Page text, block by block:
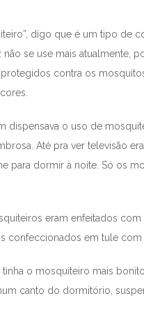
digo que é um tipo de
não se use mais atualmente,
contra os
dispensava o uso de
Até pra ver televisão
para dormir à noite. Só os
eram enfeitados
confeccionados em tule com
tinha o mosquiteiro mais
canto do dormitório,